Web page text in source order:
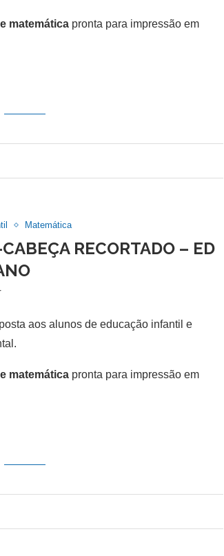
matemática pronta para impressão em
Matemática
RECORTADO – ED
aos alunos de educação infantil e
matemática pronta para impressão em